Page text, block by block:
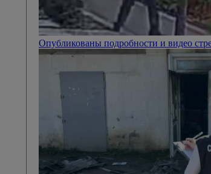
Опубликованы подробности и видео